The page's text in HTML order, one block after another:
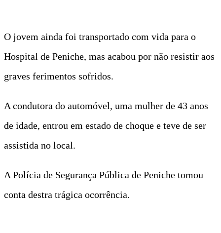
O jovem ainda foi transportado com vida para o
Hospital de Peniche, mas acabou por não resistir aos
graves ferimentos sofridos.
A condutora do automóvel, uma mulher de 43 anos
de idade, entrou em estado de choque e teve de ser
assistida no local.
A Polícia de Segurança Pública de Peniche tomou
conta destra trágica ocorrência.